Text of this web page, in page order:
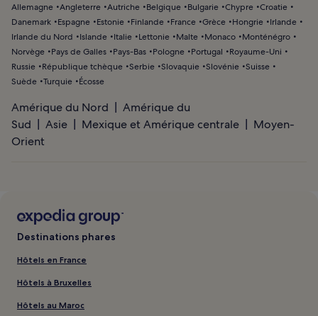
Allemagne Angleterre Autriche Belgique Bulgarie Chypre Croatie
Danemark
Espagne Estonie Finlande France Grèce Hongrie
Irlande
Irlande du Nord
Islande Italie Lettonie Malte Monaco
Monténégro
Norvège
Pays de Galles Pays-Bas Pologne Portugal
Royaume-Uni
Russie
République tchèque Serbie Slovaquie Slovénie Suisse
Suède Turquie Écosse
Amérique du Nord
Amérique du
Sud
Asie Mexique et Amérique centrale
Moyen-
Orient
Destinations phares
Hôtels en France
Hôtels à Bruxelles
Hôtels au Maroc